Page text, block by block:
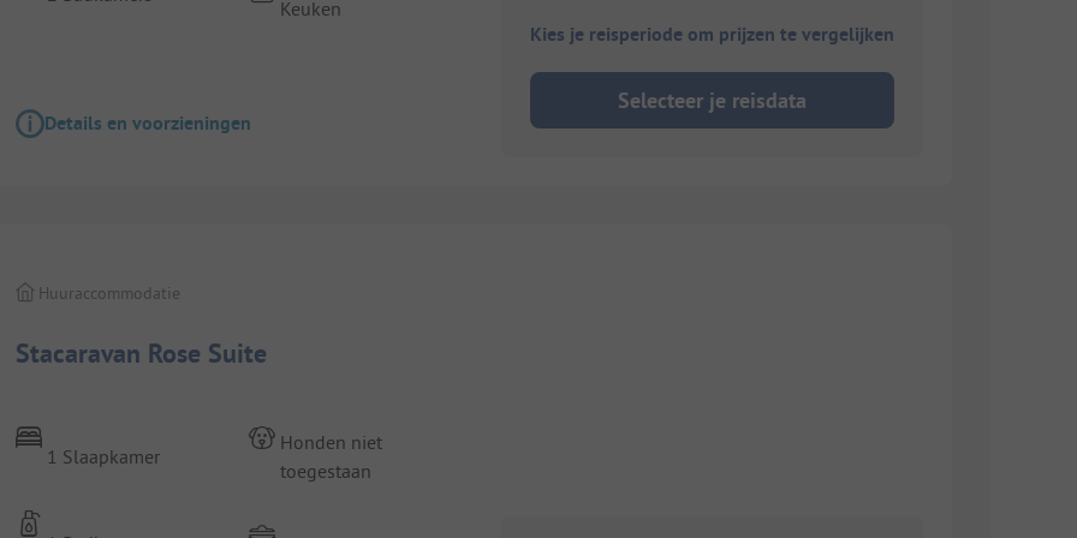
Keuken
Details en voorzieningen
Kies je reisperiode om prijzen te vergelijken
Selecteer je reisdata
Stacaravan Rose Suite
Huuraccommodatie
1 Slaapkamer
Honden niet
toegestaan